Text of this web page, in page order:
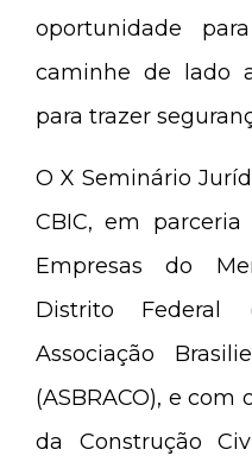
oportunidade
caminhe de lado
para trazer
O X Seminário
CBIC, em
Empresas do
Distrito Federal
Associação
(ASBRACO), e
da Construção